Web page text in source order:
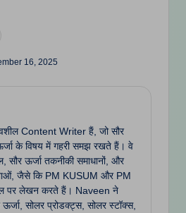
16, 2025
Content Writer हैं, जो सौर
के विषय में गहरी समझ रखते हैं। वे
ऊर्जा तकनीकी समाधानों, और
जैसे कि PM KUSUM और PM
पर लेखन करते हैं। Naveen ने
सोलर प्रोडक्ट्स, सोलर स्टॉक्स,